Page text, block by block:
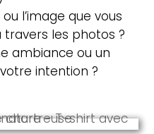
l’image que vous
travers les photos ?
ambiance ou un
intention ?